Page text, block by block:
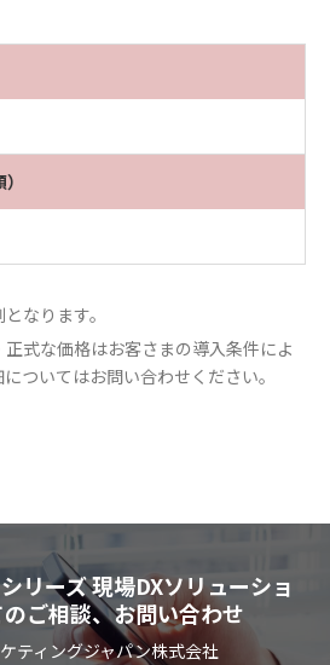
なります。
式な価格はお客さまの導入条件によ
ついてはお問い合わせください。
リーズ 現場DXソリューショ
ご相談、お問い合わせ
ティングジャパン株式会社